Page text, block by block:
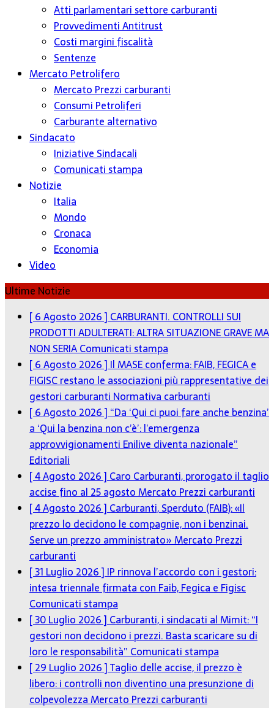
Atti parlamentari settore carburanti
Provvedimenti Antitrust
Costi margini fiscalità
Sentenze
Mercato Petrolifero
Mercato Prezzi carburanti
Consumi Petroliferi
Carburante alternativo
Sindacato
Iniziative Sindacali
Comunicati stampa
Notizie
Italia
Mondo
Cronaca
Economia
Video
Ultime Notizie
[ 6 Agosto 2026 ] CARBURANTI. CONTROLLI SUI
PRODOTTI ADULTERATI: ALTRA SITUAZIONE GRAVE MA
NON SERIAComunicati stampa
[ 6 Agosto 2026 ] Il MASE conferma: FAIB, FEGICA e
FIGISC restano le associazioni più rappresentative dei
gestori carburanti Normativa carburanti
[ 6 Agosto 2026 ] “Da ‘Qui ci puoi fare anche benzina’
a ‘Qui la benzina non c’è’: l’emergenza
approvvigionamenti Enilive diventa nazionale”
Editoriali
[ 4 Agosto 2026 ] Caro Carburanti, prorogato il taglio
accise fino al 25 agostoMercato Prezzi carburanti
[ 4 Agosto 2026 ] Carburanti, Sperduto (FAIB): «Il
prezzo lo decidono le compagnie, non i benzinai.
Serve un prezzo amministrato»Mercato Prezzi
carburanti
[ 31 Luglio 2026 ] IP rinnova l’accordo con i gestori:
intesa triennale firmata con Faib, Fegica e Figisc
Comunicati stampa
[ 30 Luglio 2026 ] Carburanti, i sindacati al Mimit: “I
gestori non decidono i prezzi. Basta scaricare su di
loro le responsabilità” Comunicati stampa
[ 29 Luglio 2026 ]Taglio delle accise, il prezzo è
libero: i controlli non diventino una presunzione di
colpevolezzaMercato Prezzi carburanti